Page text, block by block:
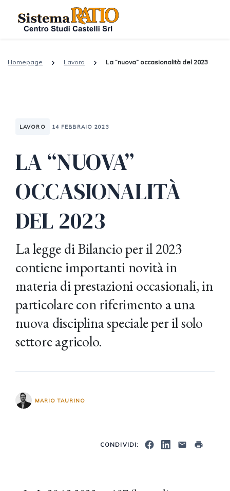
Homepage Lavoro La “nuova” occasionalità del 2023
LAVORO 14 FEBBRAIO 2023
LA “NUOVA”
OCCASIONALITÀ
DEL 2023
La legge di Bilancio per il 2023
contiene importanti novità in
materia di prestazioni occasionali, in
particolare con riferimento a una
nuova disciplina speciale per il solo
settore agricolo.
MARIO TAURINO
CONDIVIDI: